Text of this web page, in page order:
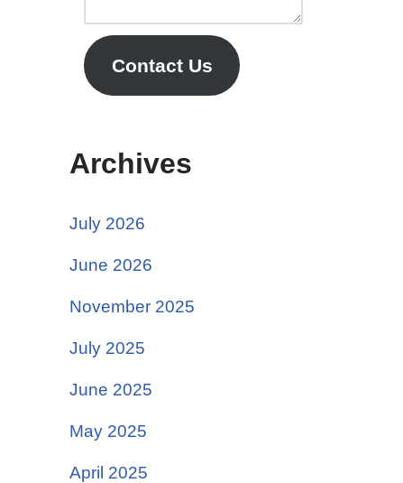
Contact Us
Archives
July 2026
June 2026
November 2025
July 2025
June 2025
May 2025
April 2025